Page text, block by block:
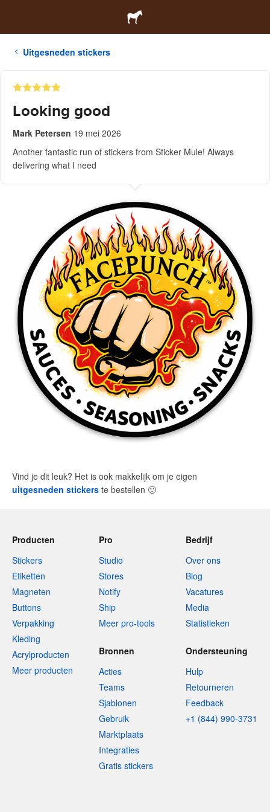
Uitgesneden stickers
Looking good
Mark Petersen 19 mei 2026
Another fantastic run of stickers from Sticker Mule! Always
delivering what I need
Vind je dit leuk? Het is ook makkelijk om je eigen
uitgesneden stickers te bestellen 🙂
Producten
Stickers
Etiketten
Magneten
Buttons
Verpakking
Kleding
Acrylproducten
Meer producten
Pro
Studio
Stores
Notify
Ship
Meer pro-tools
Bedrijf
Over ons
Blog
Vacatures
Media
Statistieken
Bronnen
Acties
Teams
Sjablonen
Gebruik
Marktplaats
Integraties
Gratis stickers
Ondersteuning
Hulp
Retourneren
Feedback
+1 (844) 990-3731